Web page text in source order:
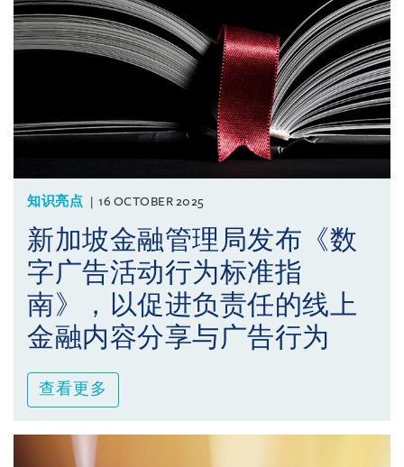
知识亮点 16 OCTOBER 2025
新加坡金融管理局发布《数
字广告活动行为标准指
南》，以促进负责任的线上
金融内容分享与广告行为
查看更多